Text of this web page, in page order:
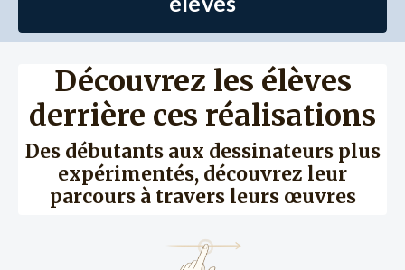
Découvrez les élèves
derrière ces réalisations
Des débutants aux dessinateurs plus
expérimentés, découvrez leur
parcours à travers leurs œuvres